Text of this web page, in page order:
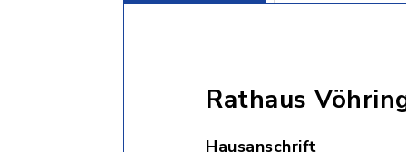
Rathaus
Hausanschrift